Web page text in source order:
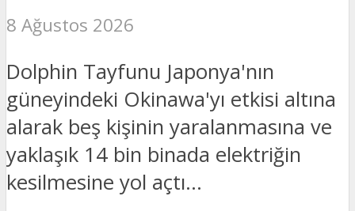
8 Ağustos 2026
Dolphin Tayfunu Japonya'nın
güneyindeki Okinawa'yı etkisi altına
alarak beş kişinin yaralanmasına ve
yaklaşık 14 bin binada elektriğin
kesilmesine yol açtı...